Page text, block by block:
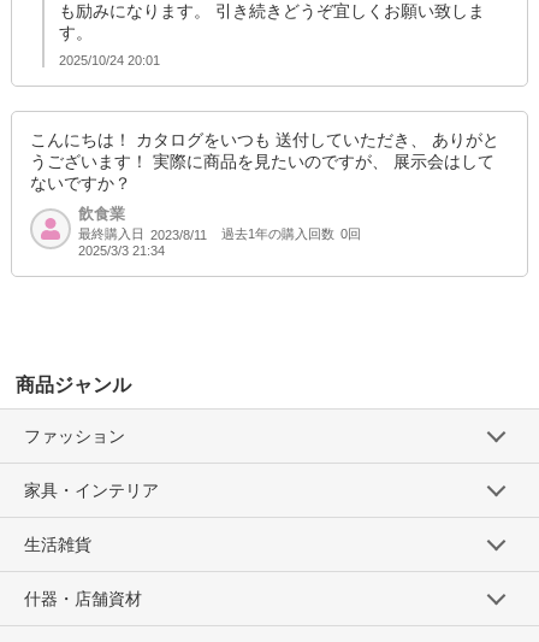
も励みになります。 引き続きどうぞ宜しくお願い致しま
す。
2025/10/24 20:01
こんにちは！ カタログをいつも 送付していただき、 ありがと
うございます！ 実際に商品を見たいのですが、 展示会はして
ないですか？
飲食業
最終購入日 2023/8/11 過去1年の購入回数 0回
2025/3/3 21:34
商品ジャンル
ファッション
家具・インテリア
生活雑貨
什器・店舗資材